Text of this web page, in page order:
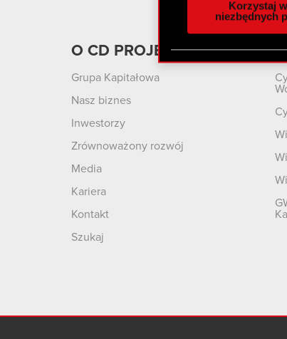
otrzymanymi od
zgadasz się na
Korzystaj
niezbędnych
O CD PROJEKT
Grupa Kapitałowa
Nasz biznes
Inwestorzy
Zrównoważony rozwój
Media
Kariera
Kontakt
Szukaj